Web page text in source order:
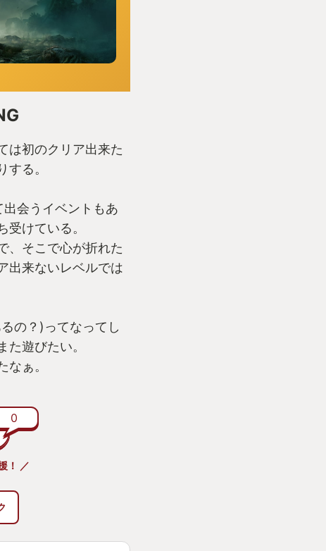
は初のクリア出来た
る。
会うイベントもあ
受けている。
、そこで心が折れた
出来ないレベルでは
の？)ってなってし
た遊びたい。
なぁ。
0
！ ／